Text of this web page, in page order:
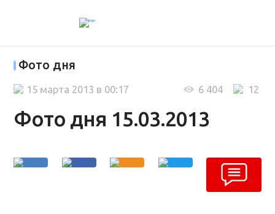
Фото дня
Фото дня 15.03.2013
12
6 404
15 марта 2013 в 00:17